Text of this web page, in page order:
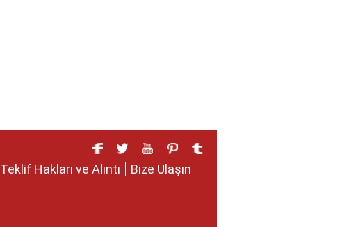
Teklif Hakları ve Alıntı Bize Ulaşın